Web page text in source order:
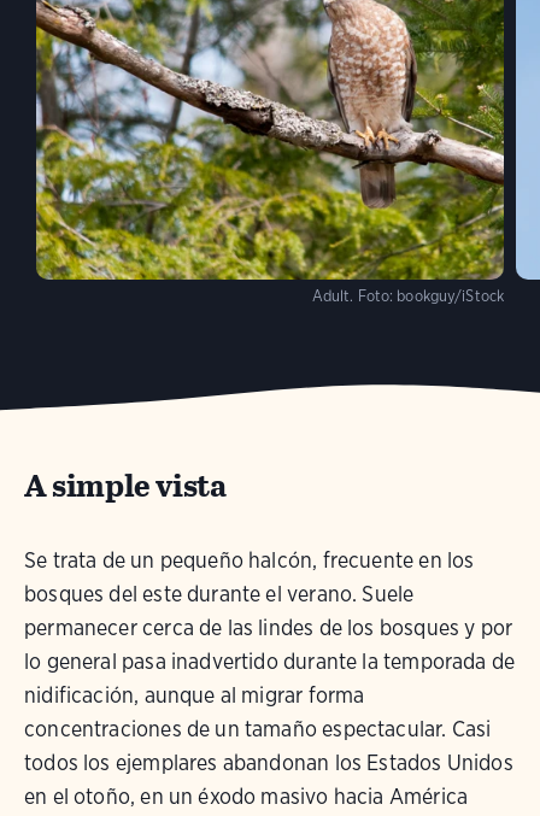
Adult. Foto: bookguy/iStock
A simple vista
Se trata de un pequeño halcón, frecuente en los
bosques del este durante el verano. Suele
permanecer cerca de las lindes de los bosques y por
lo general pasa inadvertido durante la temporada de
nidificación, aunque al migrar forma
concentraciones de un tamaño espectacular. Casi
todos los ejemplares abandonan los Estados Unidos
en el otoño, en un éxodo masivo hacia América